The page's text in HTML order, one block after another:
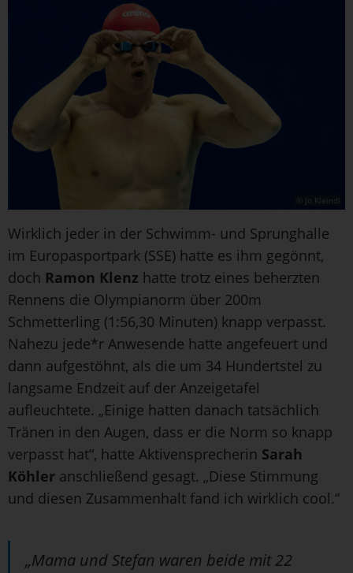
© Jo Kleindl
Wirklich jeder in der Schwimm- und Sprunghalle
im Europasportpark (SSE) hatte es ihm gegönnt,
doch Ramon Klenz hatte trotz eines beherzten
Rennens die Olympianorm über 200m
Schmetterling (1:56,30 Minuten) knapp verpasst.
Nahezu jede*r Anwesende hatte angefeuert und
dann aufgestöhnt, als die um 34 Hundertstel zu
langsame Endzeit auf der Anzeigetafel
aufleuchtete. „Einige hatten danach tatsächlich
Tränen in den Augen, dass er die Norm so knapp
verpasst hat“, hatte Aktivensprecherin Sarah
Köhler anschließend gesagt. „Diese Stimmung
und diesen Zusammenhalt fand ich wirklich cool.“
„Mama und Stefan waren beide mit 22